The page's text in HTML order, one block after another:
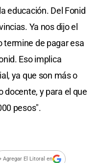
educación. Del Fonid
Ya nos dijo el
termine de pagar esa
Eso implica
ya que son más o
docente, y para el que
pesos".
Agregar El Litoral en